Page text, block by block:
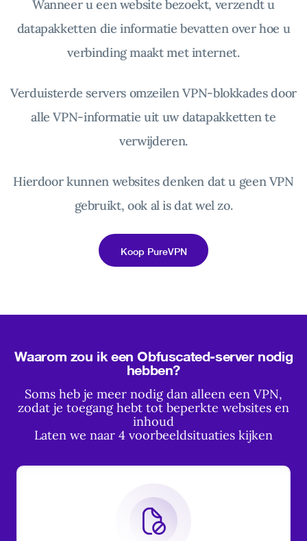
Wanneer u een website bezoekt, verzendt u
datapakketten die informatie bevatten over hoe u
verbinding maakt met internet.
Verduisterde servers omzeilen VPN-blokkades door
alle VPN-informatie uit uw datapakketten te
verwijderen.
Hierdoor kunnen websites denken dat u geen VPN
gebruikt, ook al is dat wel zo.
Koop PureVPN
Waarom zou ik een Obfuscated-server nodig
hebben?
Soms heb je meer nodig dan alleen een VPN,
zodat je toegang hebt tot beperkte websites en
inhoud
Laten we naar 4 voorbeeldsituaties kijken